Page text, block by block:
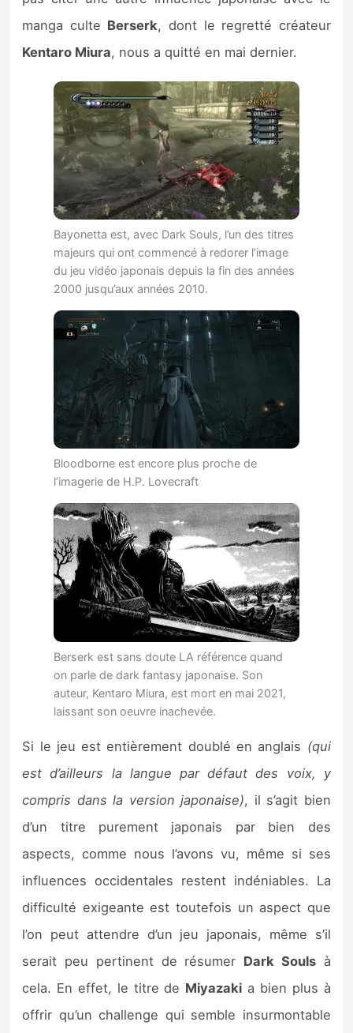
manga culte Berserk, dont le regretté créateur
Kentaro Miura, nous a quitté en mai dernier.
Bayonetta est, avec Dark Souls, l’un des titres
majeurs qui ont commencé à redorer l’image
du jeu vidéo japonais depuis la fin des années
2000 jusqu’aux années 2010.
Bloodborne est encore plus proche de
l’imagerie de H.P. Lovecraft
Berserk est sans doute LA référence quand
on parle de dark fantasy japonaise. Son
auteur, Kentaro Miura, est mort en mai 2021,
laissant son oeuvre inachevée.
Si le jeu est entièrement doublé en anglais (qui
est d’ailleurs la langue par défaut des voix, y
compris dans la version japonaise), il s’agit bien
d’un titre purement japonais par bien des
aspects, comme nous l’avons vu, même si ses
influences occidentales restent indéniables. La
difficulté exigeante est toutefois un aspect que
l’on peut attendre d’un jeu japonais, même s’il
serait peu pertinent de résumer Dark Soulsà
cela. En effet, le titre de Miyazaki a bien plus à
offrir qu’un challenge qui semble insurmontable